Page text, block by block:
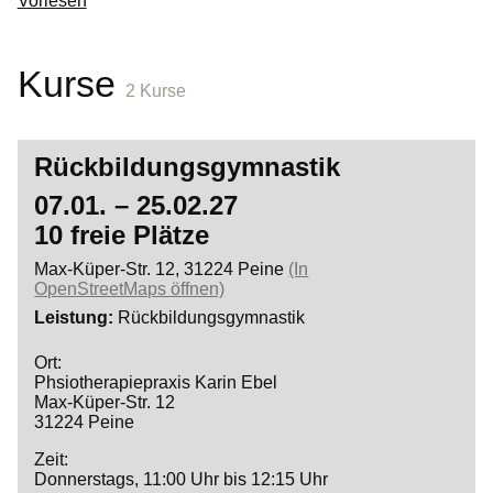
Kurse 2 Kurse
Rückbildungsgymnastik
07.01. – 25.02.27
10 freie Plätze
Max-Küper-Str. 12, 31224 Peine (In
OpenStreetMaps öffnen)
Leistung
Rückbildungsgymnastik
Ort:
Phsiotherapiepraxis Karin Ebel
Max-Küper-Str. 12
31224 Peine
Zeit:
Donnerstags, 11:00 Uhr bis 12:15 Uhr